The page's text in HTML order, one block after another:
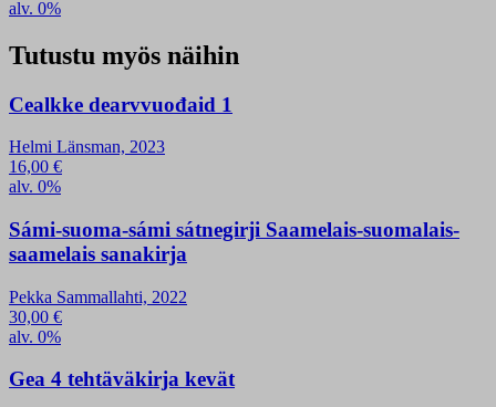
alv. 0%
Tutustu myös näihin
Cealkke dearvvuođaid 1
Helmi Länsman, 2023
16,00 €
alv. 0%
Sámi-suoma-sámi sátnegirji Saamelais-suomalais-
saamelais sanakirja
Pekka Sammallahti, 2022
30,00 €
alv. 0%
Gea 4 tehtäväkirja kevät